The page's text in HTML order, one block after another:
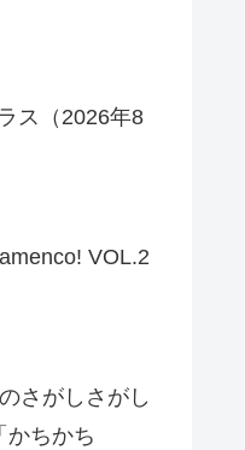
ス（2026年8
VOL.2
さがしさがし
かちかち